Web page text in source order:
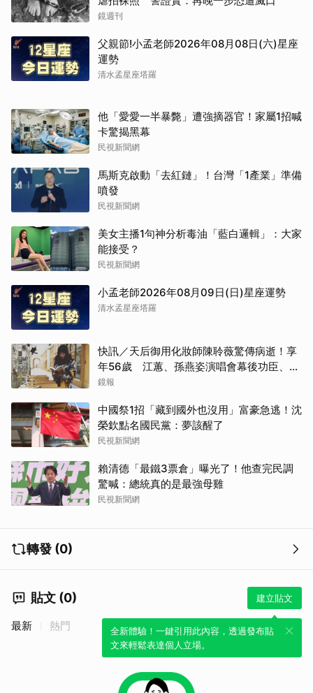
鏡週刊
父親節!小孟老師2026年08月08日(六)星座
運勢
清水孟星座塔羅
他「愛愛一半暴斃」遭強摘器官！家屬1招喊
卡驚揭黑幕
民視新聞網
馬斯克啟動「去紅鏈」！台灣「1產業」準備
噴發
民視新聞網
美女主播1句神分析毒油「藍白邏輯」：大家
能接受？
民視新聞網
小孟老師2026年08月09日(日)星座運勢
清水孟星座塔羅
快訊／天后御用化妝師陳聆薇驚傳病逝！享
年56歲 江蕙、孫燕姿演唱會幕後功臣、蔡
健雅崩潰難接受
鏡報
中國祭1招「藏到國外也沒用」富豪急逃！沈
榮欽點名國民黨：夢該醒了
民視新聞網
賴清德「最鐵3票倉」曝光了！他查完民調
驚喊：總統真的是最強母雞
民視新聞網
轉發 (0)
貼文 (0) 建立貼文
全新體驗！一鍵引用此內容，透過發布貼
文來輕鬆表達個人立場。
最新 熱門